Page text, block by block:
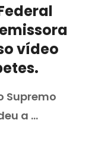
vídeo
Supremo
a ...